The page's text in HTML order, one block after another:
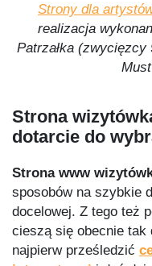
Strony dla
realizacja
Patrzałka
Strona
dotarcie do
Strona www
sposobów na szybkie
docelowej. Z tego też
cieszą się obecnie tak
najpierw prześledzić